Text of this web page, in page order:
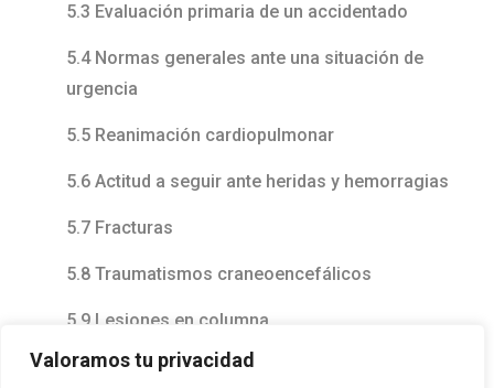
Valoramos tu privacidad
5.3 Evaluación primaria de un accidentado
5.4 Normas generales ante una situación de
urgencia
5.5 Reanimación cardiopulmonar
5.6 Actitud a seguir ante heridas y hemorragias
5.7 Fracturas
5.8 Traumatismos craneoencefálicos
5.9 Lesiones en columna
5.10 Quemaduras